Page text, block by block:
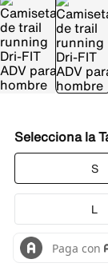
S
L